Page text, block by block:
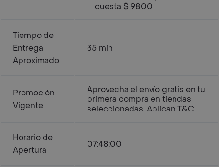
cuesta $ 9800
Tiempo de
Entrega
Aproximado
35 min
Promoción
Vigente
Aprovecha el envío gratis en tu
primera compra en tiendas
seleccionadas. Aplican T&C
Horario de
Apertura
07:48:00